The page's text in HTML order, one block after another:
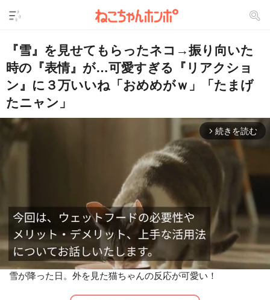
『雪』を見せてもらったネコ→振り向いた
時の『表情』が…可愛すぎる『リアクショ
ン』に３万いいね「おめめがｗ」「たまげ
たニャン」
arrow_forward_ios 続きを読む
雪が降った日。外を見た猫ちゃんの反応が可愛い！